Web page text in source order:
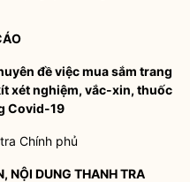
đề việc mua sắm trang
xét nghiệm, vắc-xin, thuốc
Covid-19
Chính phủ
NỘI DUNG THANH TRA